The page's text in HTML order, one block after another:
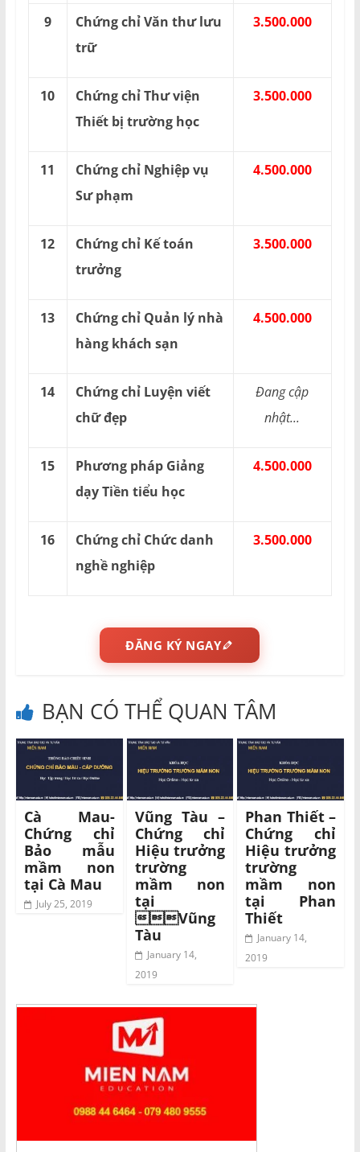
9
Chứng chỉ Văn thư lưu
trữ
3.500.000
10
Chứng chỉ Thư viện
Thiết bị trường học
3.500.000
11
Chứng chỉ Nghiệp vụ
Sư phạm
4.500.000
12
Chứng chỉ Kế toán
trưởng
3.500.000
13
Chứng chỉ Quản lý nhà
hàng khách sạn
4.500.000
14
Chứng chỉ Luyện viết
chữ đẹp
Đang cập
nhật...
15
Phương pháp Giảng
dạy Tiền tiểu học
4.500.000
16
Chứng chỉ Chức danh
nghề nghiệp
3.500.000
ĐĂNG KÝ NGAY
BẠN CÓ THỂ QUAN TÂM
Cà Mau-
Chứng chỉ
Bảo mẫu
mầm non
tại Cà Mau
July 25, 2019
Vũng Tàu –
Chứng chỉ
Hiệu trưởng
trường
mầm non
tại
Vũng
Tàu
January 14,
2019
Phan Thiết –
Chứng chỉ
Hiệu trưởng
trường
mầm non
tại Phan
Thiết
January 14,
2019